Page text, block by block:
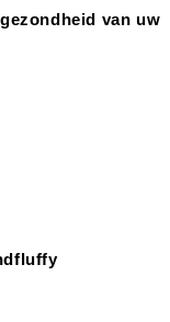
gezondheid van uw